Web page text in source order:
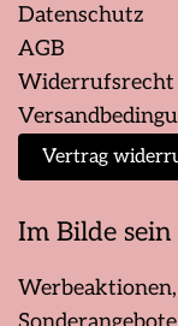
Datenschutz
AGB
Widerrufsrecht
Vertrag
Im Bilde sein